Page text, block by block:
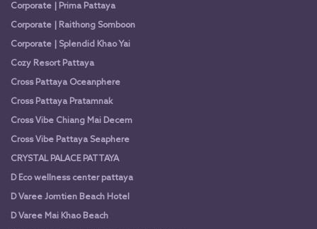
Corporate | Prima Pattaya
Corporate | Raithong Somboon
Corporate | Splendid Khao Yai
Cozy Resort Pattaya
Cross Pattaya Oceanphere
Cross Pattaya Pratamnak
Cross Vibe Chiang Mai Decem
Cross Vibe Pattaya Seaphere
CRYSTAL PALACE PATTAYA
D Eco wellness center pattaya
D Varee Jomtien Beach Hotel
D Varee Mai Khao Beach